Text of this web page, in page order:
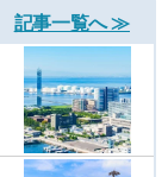
記事一覧へ ≫